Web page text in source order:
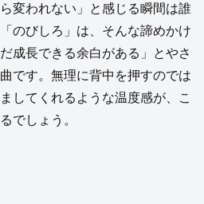
変われない」と感じる瞬間は誰
のびしろ」は、そんな諦めかけ
成長できる余白がある」とやさ
です。無理に背中を押すのでは
してくれるような温度感が、こ
でしょう。